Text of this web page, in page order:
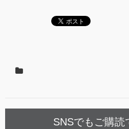
SNSでもご購読